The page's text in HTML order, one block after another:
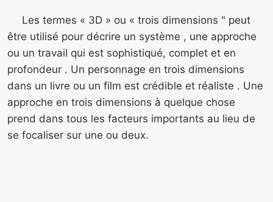
Les termes « 3D » ou « trois dimensions " peut
être utilisé pour décrire un système , une approche
ou un travail qui est sophistiqué, complet et en
profondeur . Un personnage en trois dimensions
dans un livre ou un film est crédible et réaliste . Une
approche en trois dimensions à quelque chose
prend dans tous les facteurs importants au lieu de
se focaliser sur une ou deux.